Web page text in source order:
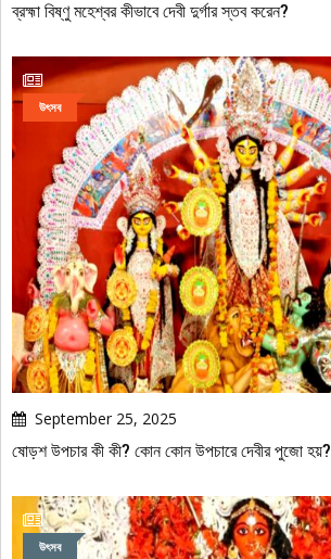
ব্রহ্মা বিষ্ণু মহেশ্বর কীভাবে দেবী দুর্গার স্তব করেন?
উৎসব
September 25, 2025
ষোড়শ উপচার কী কী? কোন কোন উপচারে দেবীর পুজো হয়?
উৎসব